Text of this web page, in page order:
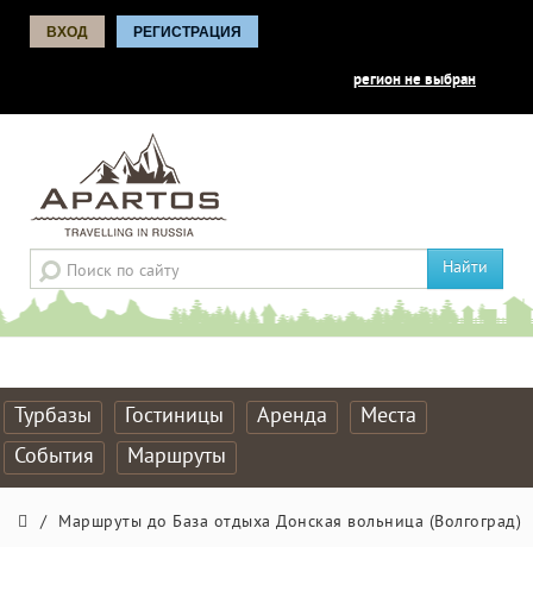
ВХОД РЕГИСТРАЦИЯ
регион не выбран
Найти
Турбазы Гостиницы Аренда
Места
События
Маршруты
/ Маршруты до База отдыха Донская вольница (Волгоград)